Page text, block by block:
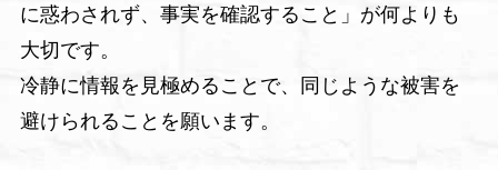
に惑わされず、事実を確認すること」が何よりも
大切です。
冷静に情報を見極めることで、同じような被害を
避けられることを願います。